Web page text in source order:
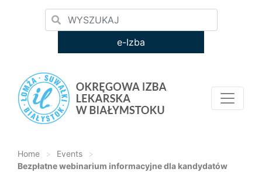
e-Izba
Home > Events
>
Bezpłatne webinarium informacyjne dla kandydatów